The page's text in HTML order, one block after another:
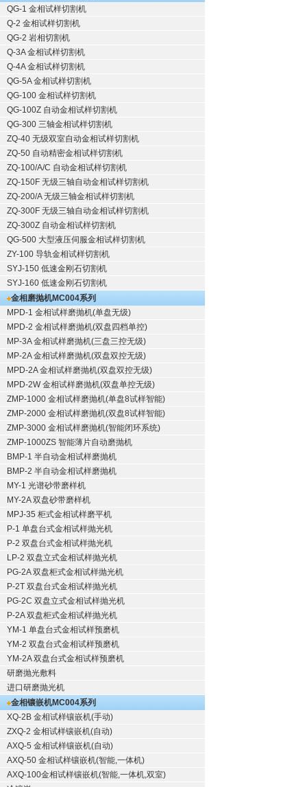
QG-1 金相试样切割机
Q-2 金相试样切割机
QG-2 岩相切割机
Q-3A 金相试样切割机
Q-4A 金相试样切割机
QG-5A 金相试样切割机
QG-100 金相试样切割机
QG-100Z 自动金相试样切割机
QG-300 三轴金相试样切割机
ZQ-40 无级双室自动金相试样切割机
ZQ-50 自动精密金相试样切割机
ZQ-100/A/C 自动金相试样切割机
ZQ-150F 无级三轴自动金相试样切割机
ZQ-200/A 无级三轴金相试样切割机
ZQ-300F 无级三轴自动金相试样切割机
ZQ-300Z 自动金相试样切割机
QG-500 大型液压伺服金相试样切割机
ZY-100 导轨金相试样切割机
SYJ-150 低速金刚石切割机
SYJ-160 低速金刚石切割机
金相磨抛机MC004系列
MPD-1 金相试样磨抛机(单盘无级)
MPD-2 金相试样磨抛机(双盘四档单控)
MP-3A 金相试样磨抛机(三盘三控无级)
MP-2A 金相试样磨抛机(双盘双控无级)
MPD-2A 金相试样磨抛机(双盘双控无级)
MPD-2W 金相试样磨抛机(双盘单控无级)
ZMP-1000 金相试样磨抛机(单盘8试样智能)
ZMP-2000 金相试样磨抛机(双盘8试样智能)
ZMP-3000 金相试样磨抛机(智能闭环系统)
ZMP-1000ZS 智能薄片自动磨抛机
BMP-1 半自动金相试样磨抛机
BMP-2 半自动金相试样磨抛机
MY-1 光谱砂带磨样机
MY-2A 双盘砂带磨样机
MPJ-35 柜式金相试样磨平机
P-1 单盘台式金相试样抛光机
P-2 双盘台式金相试样抛光机
LP-2 双盘立式金相试样抛光机
PG-2A 双盘柜式金相试样抛光机
P-2T 双盘台式金相试样抛光机
PG-2C 双盘立式金相试样抛光机
P-2A 双盘柜式金相试样抛光机
YM-1 单盘台式金相试样预磨机
YM-2 双盘台式金相试样预磨机
YM-2A 双盘台式金相试样预磨机
研磨抛光敷料
进口研磨抛光机
金相镶嵌机MC004系列
XQ-2B 金相试样镶嵌机(手动)
ZXQ-2 金相试样镶嵌机(自动)
AXQ-5 金相试样镶嵌机(自动)
AXQ-50 金相试样镶嵌机(智能,一体机)
AXQ-100金相试样镶嵌机(智能,一体机,双室)